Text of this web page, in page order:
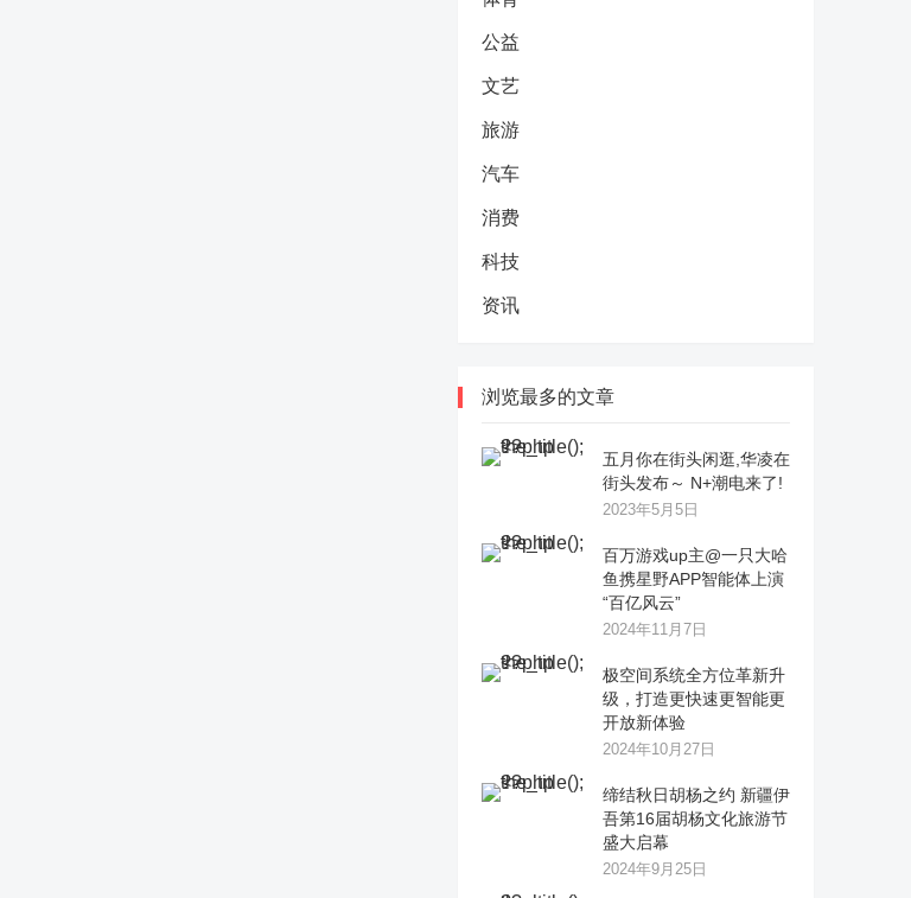
公益
文艺
旅游
汽车
消费
科技
资讯
浏览最多的文章
五月你在街头闲逛,华凌在
街头发布～ N+潮电来了!
2023年5月5日
百万游戏up主@一只大哈
鱼携星野APP智能体上演
“百亿风云”
2024年11月7日
极空间系统全方位革新升
级，打造更快速更智能更
开放新体验
2024年10月27日
缔结秋日胡杨之约 新疆伊
吾第16届胡杨文化旅游节
盛大启幕
2024年9月25日